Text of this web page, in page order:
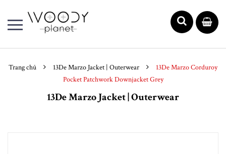
Trang chủ 13De Marzo Jacket | Outerwear
13De Marzo Corduroy
Pocket Patchwork Downjacket Grey
13De Marzo Jacket | Outerwear